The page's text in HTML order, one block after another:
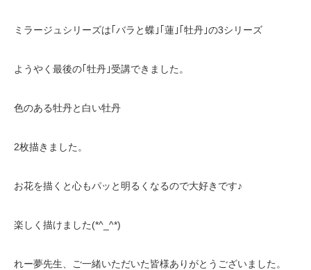
ミラージュシリーズは｢バラと蝶｣｢蓮｣｢牡丹｣の3シリーズ
ようやく最後の｢牡丹｣受講できました。
色のある牡丹と白い牡丹
2枚描きました。
お花を描くと心もパッと明るくなるので大好きです♪
楽しく描けました(*^_^*)
れー夢先生、ご一緒いただいた皆様ありがとうございました。